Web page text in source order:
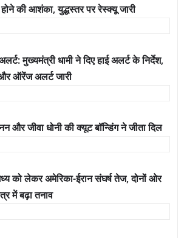
की आशंका, युद्धस्तर पर रेस्क्यू जारी
मुख्यमंत्री धामी ने दिए हाई अलर्ट के निर्देश,
ऑरेंज अलर्ट जारी
और जीवा धोनी की क्यूट बॉन्डिंग ने जीता दिल
को लेकर अमेरिका-ईरान संघर्ष तेज, दोनों ओर
में बढ़ा तनाव